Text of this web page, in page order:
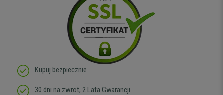
Kupuj bezpiecznie
30 dni na zwrot, 2 Lata Gwarancji